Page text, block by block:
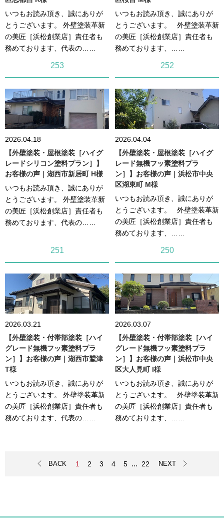
いつもお読み頂き、誠にありが
とうございます。 外壁塗装革新
の美匠［浜松創業店］責任者も
務めております、代表の……
いつもお読み頂き、誠にありが
とうございます。 外壁塗装革新
の美匠［浜松創業店］責任者も
務めております、……
253
2026.04.18
【外壁塗装・屋根塗装［ハイグ
レードシリコン塗料プラン］】
お客様の声｜湖西市新居町 H様
いつもお読み頂き、誠にありが
とうございます。 外壁塗装革新
の美匠［浜松創業店］責任者も
務めております、代表の……
252
2026.04.04
【外壁塗装・屋根塗装［ハイグ
レード無機フッ素塗料プラ
ン］】お客様の声｜浜松市中央
区湖東町 M様
いつもお読み頂き、誠にありが
とうございます。 外壁塗装革新
の美匠［浜松創業店］責任者も
務めております、……
251
2026.03.21
【外壁塗装・付帯部塗装［ハイ
グレード無機フッ素塗料プラ
ン］】お客様の声｜湖西市鷲津
T様
いつもお読み頂き、誠にありが
とうございます。 外壁塗装革新
の美匠［浜松創業店］責任者も
務めております、代表の……
250
2026.03.07
【外壁塗装・付帯部塗装［ハイ
グレード無機フッ素塗料プラ
ン］】お客様の声｜浜松市中央
区大人見町 I様
いつもお読み頂き、誠にありが
とうございます。 外壁塗装革新
の美匠［浜松創業店］責任者も
務めております、……
BACK 1 2 3 4 5 ... 22 NEXT